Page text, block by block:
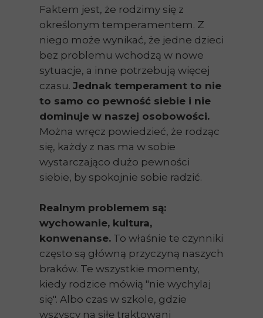
Faktem jest, że rodzimy się z
określonym temperamentem. Z
niego może wynikać, że jedne dzieci
bez problemu wchodzą w nowe
sytuacje, a inne potrzebują więcej
czasu. Jednak temperament to nie
to samo co pewność siebie i nie
dominuje w naszej osobowości.
Można wręcz powiedzieć, że rodząc
się, każdy z nas ma w sobie
wystarczająco dużo pewności
siebie, by spokojnie sobie radzić.
Realnym problemem są:
wychowanie, kultura,
konwenanse. To właśnie te czynniki
często są główną przyczyną naszych
braków. Te wszystkie momenty,
kiedy rodzice mówią "nie wychylaj
się". Albo czas w szkole, gdzie
wszyscy na siłę traktowani